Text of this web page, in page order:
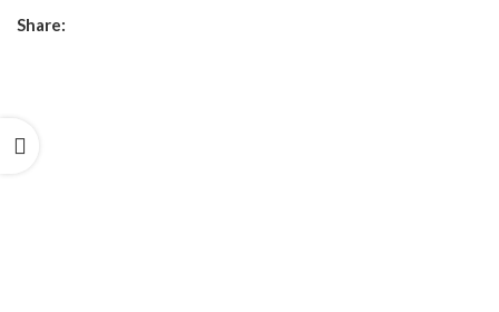
Share: